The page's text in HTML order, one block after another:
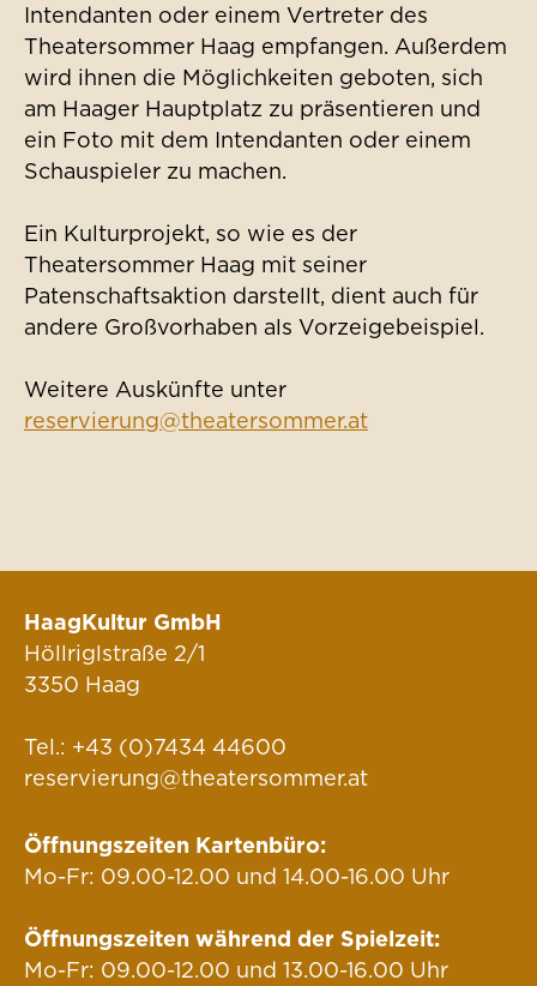
Intendanten oder einem Vertreter des
Theatersommer Haag empfangen. Außerdem
wird ihnen die Möglichkeiten geboten, sich
am Haager Hauptplatz zu präsentieren und
ein Foto mit dem Intendanten oder einem
Schauspieler zu machen.
Ein Kulturprojekt, so wie es der
Theatersommer Haag mit seiner
Patenschaftsaktion darstellt, dient auch für
andere Großvorhaben als Vorzeigebeispiel.
Weitere Auskünfte unter
reservierung@theatersommer.at
HaagKultur GmbH
Höllriglstraße 2/1
3350 Haag
Tel.: +43 (0)7434 44600
reservierung@theatersommer.at
Öffnungszeiten Kartenbüro:
Mo-Fr: 09.00-12.00 und 14.00-16.00 Uhr
Öffnungszeiten während der Spielzeit:
Mo-Fr: 09.00-12.00 und 13.00-16.00 Uhr